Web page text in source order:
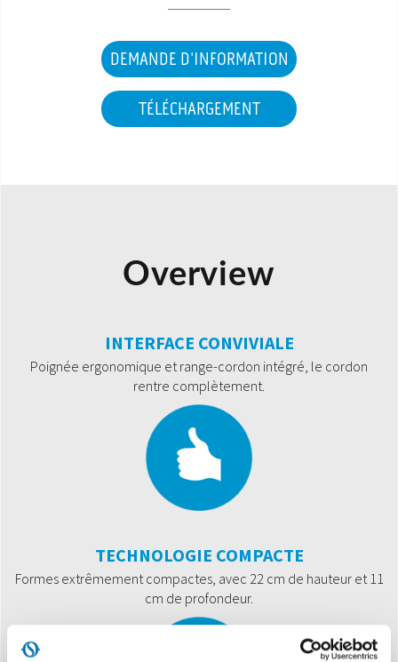
DEMANDE D'INFORMATION
TÉLÉCHARGEMENT
Overview
INTERFACE CONVIVIALE
Poignée ergonomique et range-cordon intégré, le cordon
rentre complètement.
TECHNOLOGIE COMPACTE
Formes extrêmement compactes, avec 22 cm de hauteur et 11
cm de profondeur.